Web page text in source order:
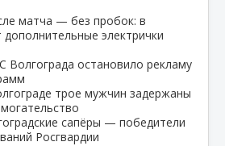
матча — без пробок: в
дополнительные электрички
Волгограда остановило рекламу
трое мужчин задержаны
сапёры — победители
Росгвардии